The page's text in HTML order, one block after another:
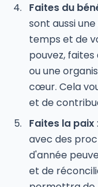
Faites du
sont aussi
temps et de
pouvez,
ou une
cœur. Cela
et de
Faites la paix
avec des
d'année
et de